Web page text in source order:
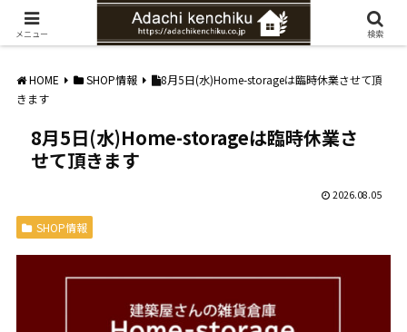
愛知県みよし市の工務店。自然素材を使ったナチュラルな家づくりをご提案
HOME SHOP情報
8月5日(水)Home-storageは臨時休業させて頂
きます
8月5日(水)Home-storageは臨時休業さ
せて頂きます
2026.08.05
SHOP情報
メニュー 検索